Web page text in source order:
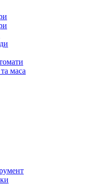
маса